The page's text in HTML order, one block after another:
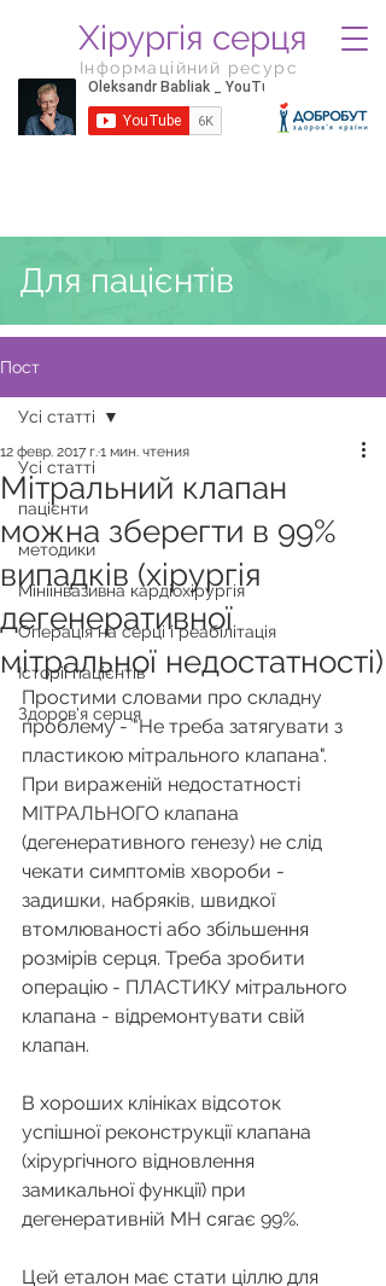
Хірургія серця
Інформаційний ресурс
Для пацієнтів
Пост
Усі статті
пацієнти
методики
Мініінвазивна кардіохірургія
Операція на серці і реабілітація
Історії пацієнтів
Здоров'я серця
Усі статті
Мітральний клапан
можна зберегти в 99%
випадків (хірургія
дегенеративної
мітральної недостатності)
12 февр. 2017 г.1 мин. чтения
Простими словами про складну
проблему - "Не треба затягувати з
пластикою мітрального клапана".
При вираженій недостатності
МІТРАЛЬНОГО клапана
(дегенеративного генезу) не слід
чекати симптомів хвороби -
задишки, набряків, швидкої
втомлюваності або збільшення
розмірів серця. Треба зробити
операцію - ПЛАСТИКУ мітрального
клапана - відремонтувати свій
клапан.
В хороших клініках відсоток
успішної реконструкції клапана
(хірургічного відновлення
замикальної функції) при
дегенеративній МН сягає 99%.
Цей еталон має стати ціллю для